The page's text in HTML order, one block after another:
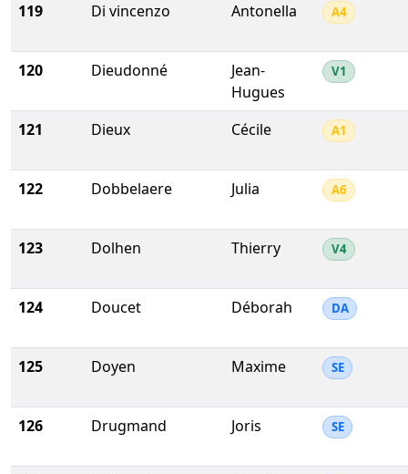
119 Di vincenzo Antonella A4
120 Dieudonné
Jean-
Hugues
V1
121 Dieux Cécile A1
122 Dobbelaere Julia A6
123 Dolhen Thierry V4
124 Doucet Déborah DA
125 Doyen Maxime SE
126 Drugmand Joris SE